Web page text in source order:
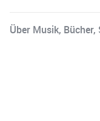
Über Musik,